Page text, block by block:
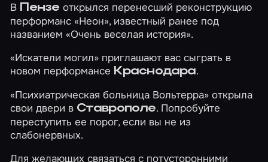
В Пензе открылся перенесший реконструкцию
перформанс«Неон», известный ранее под
названием «Очень веселая история».
«Искатели могил» приглашают вас сыграть в
новом перформансе Краснодара.
«Психиатрическая больница Вольтерра» открыла
свои двери в Ставрополе. Попробуйте
переступить ее порог, если вы не из
слабонервных.
Для желающих связаться с потусторонними